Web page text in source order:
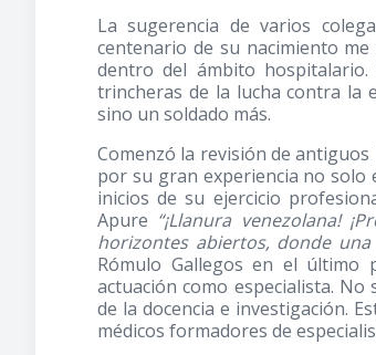
La sugerencia de varios
centenario de su nacimiento
dentro del ámbito
trincheras de la lucha contra la
sino un soldado más.
Comenzó la revisión de
por su gran experiencia no solo
inicios de su ejercicio
Apure “¡Llanura venezolana!
horizontes abiertos, donde
Rómulo Gallegos en el último
actuación como especialista.
de la docencia e investigación.
médicos formadores de